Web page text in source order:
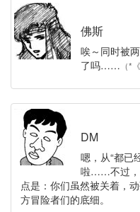
佛斯
唉～同时被
了吗…… （*
DM
嗯，从“都已
啦……不过，
点是：你们虽然被关着，
方冒险者们的底细。